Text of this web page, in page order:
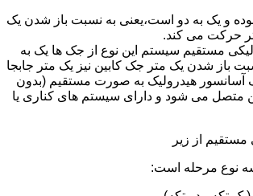
و یک به دو است،یعنی به نسبت باز شدن یک
حرکت می کند.
مستقیم سیستم این نوع از جک ها یک به
باز شدن یک متر جک کابین نیز یک متر جابجا
هیدرولیک به صورت مستقیم (بدون
متصل می شود و دارای سیستم های کناری یا
مستقیم از زیر
نوع مرحله است: